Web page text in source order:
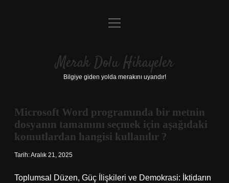
Anasayfa
Yasal Uyarı
menüyü
Merak Dolu Hikayeler
Bilgiye giden yolda merakını uyandır!
Microsoft Word programında bir metnin
dosyanın tamamını seçmek için aşağıdaki
komutlardan hangisi kullanılır ?
Tarih: Aralık 21, 2025
Toplumsal Düzen, Güç İlişkileri ve Demokrasi: İktidarın